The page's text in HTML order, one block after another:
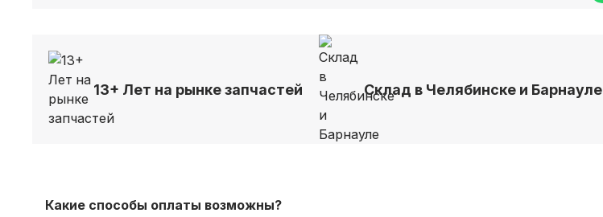
13+ Лет на рынке запчастей Склад в Челябинске и Барнауле
Какие способы оплаты возможны?